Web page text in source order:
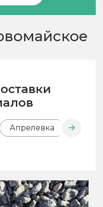
Апрелевка